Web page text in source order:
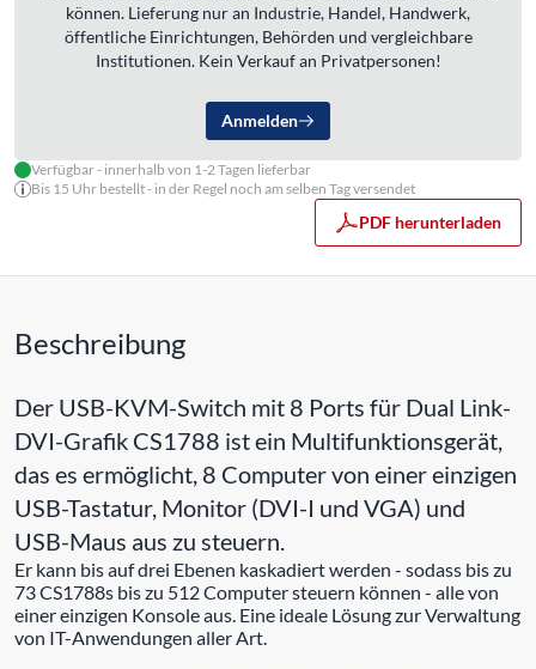
können. Lieferung nur an Industrie, Handel, Handwerk,
öffentliche Einrichtungen, Behörden und vergleichbare
Institutionen. Kein Verkauf an Privatpersonen!
Anmelden
Verfügbar - innerhalb von 1-2 Tagen lieferbar
Bis 15 Uhr bestellt - in der Regel noch am selben Tag versendet
PDF herunterladen
Beschreibung
Der USB-KVM-Switch mit 8 Ports für Dual Link-
DVI-Grafik CS1788 ist ein Multifunktionsgerät,
das es ermöglicht, 8 Computer von einer einzigen
USB-Tastatur, Monitor (DVI-I und VGA) und
USB-Maus aus zu steuern.
Er kann bis auf drei Ebenen kaskadiert werden - sodass bis zu
73 CS1788s bis zu 512 Computer steuern können - alle von
einer einzigen Konsole aus. Eine ideale Lösung zur Verwaltung
von IT-Anwendungen aller Art.